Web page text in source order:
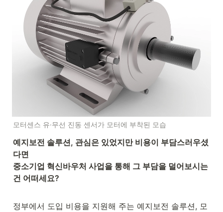
모터센스 유·무선 진동 센서가 모터에 부착된 모습
예지보전 솔루션, 관심은 있었지만 비용이 부담스러우셨
다면
중소기업 혁신바우처 사업을 통해 그 부담을 덜어보시는
건 어떠세요?
정부에서 도입 비용을 지원해 주는 예지보전 솔루션, 모